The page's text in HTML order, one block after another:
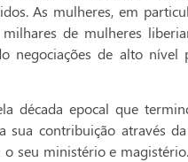
As mulheres, em
de mulheres
negociações de alto
década epocal que
sua contribuição através
o seu ministério e